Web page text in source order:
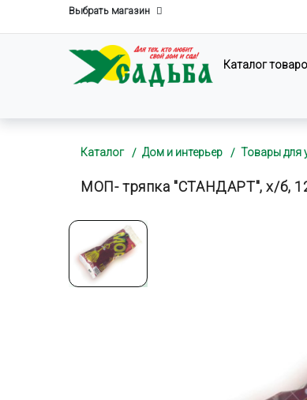
Выбрать магазин
Каталог
Каталог Дом и интерьер Товары для
МОП- тряпка "СТАНДАРТ", х/б,